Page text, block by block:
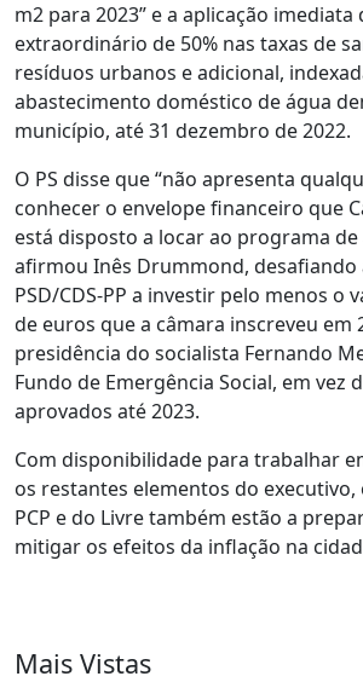
m2 para 2023” e a aplicação imediata
extraordinário de 50% nas taxas de
resíduos urbanos e adicional,
abastecimento doméstico de água
município, até 31 dezembro de 2022.
O PS disse que “não apresenta
conhecer o envelope financeiro que
está disposto a locar ao programa de
afirmou Inês Drummond, desafiando
PSD/CDS-PP a investir pelo menos o
de euros que a câmara inscreveu em
presidência do socialista Fernando
Fundo de Emergência Social, em vez
aprovados até 2023.
Com disponibilidade para trabalhar
os restantes elementos do executivo,
PCP e do Livre também estão a
mitigar os efeitos da inflação na
Mais Vistas